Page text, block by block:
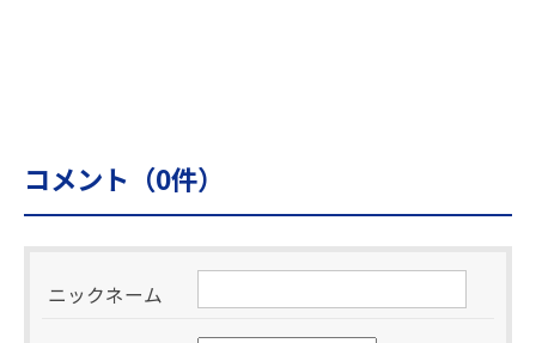
コメント（0件）
ニックネーム